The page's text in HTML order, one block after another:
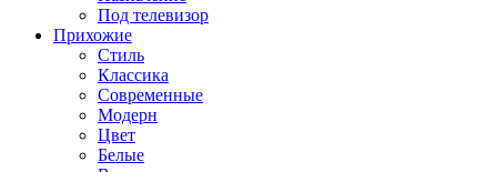
Под телевизор
Прихожие
Стиль
Классика
Современные
Модерн
Цвет
Белые